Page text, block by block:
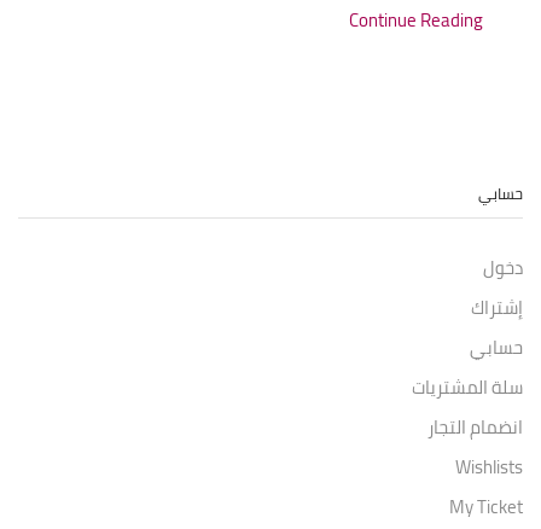
Continue Reading
حسابي
دخول
إشتراك
حسابي
سلة المشتريات
انضمام التجار
Wishlists
My Ticket